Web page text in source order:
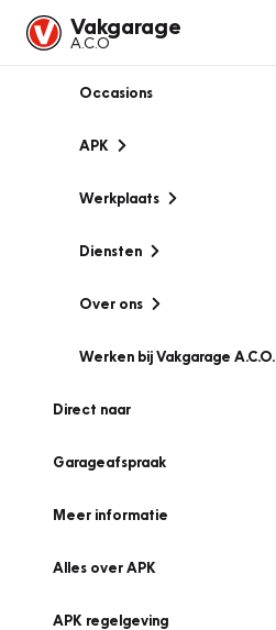
Vakgarage
A.C.O
Occasions
APK
Werkplaats
Diensten
Over ons
Werken bij Vakgarage A.C.O.
Direct naar
Garageafspraak
Meer informatie
Alles over APK
APK regelgeving